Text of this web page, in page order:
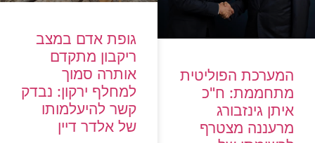
המערכת הפוליטית
מתחממת: ח"כ
איתן גינזבורג
מרעננה מצטרף
גופת אדם במצב
ריקבון מתקדם
אותרה סמוך
למחלף ירקון: נבדק
קשר להיעלמותו
של אלדר דיין